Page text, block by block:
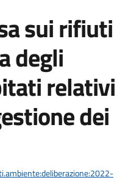
sui rifiuti
degli
relativi
dei